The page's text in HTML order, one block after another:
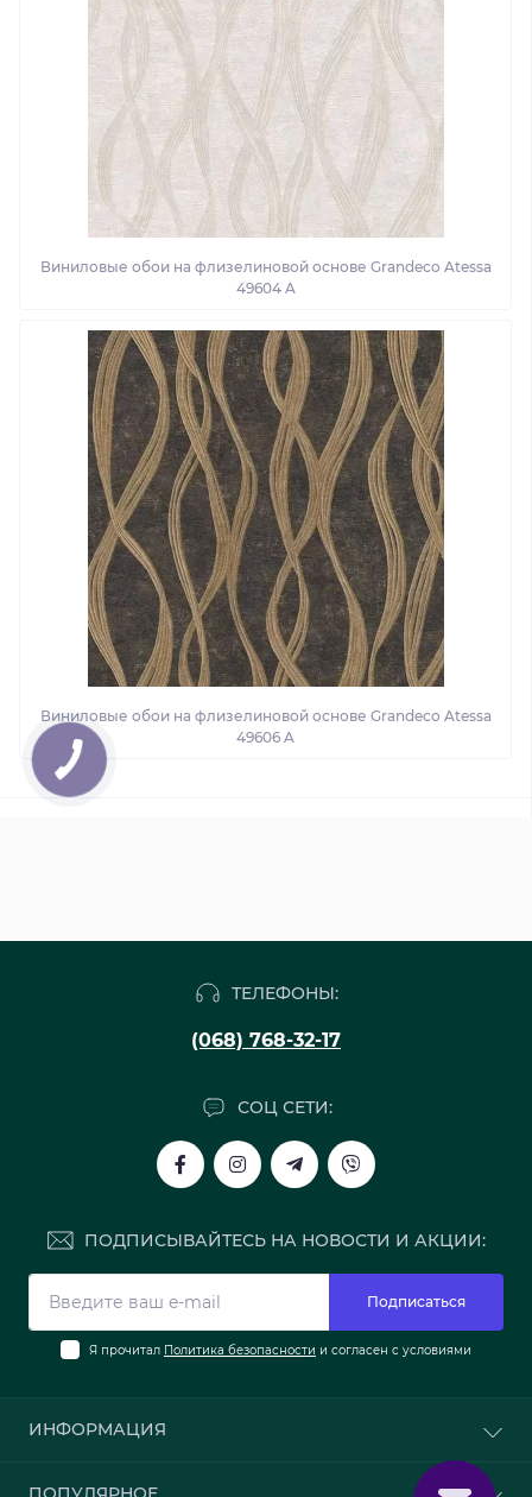
Виниловые обои на флизелиновой основе Grandeco Atessa
49604 A
Виниловые обои на флизелиновой основе Grandeco Atessa
49606 A
ТЕЛЕФОНЫ:
(068) 768-32-17
СОЦ СЕТИ:
ПОДПИСЫВАЙТЕСЬ НА НОВОСТИ И АКЦИИ:
Подписаться
Я прочитал Политика безопасности и согласен с условиями
ИНФОРМАЦИЯ